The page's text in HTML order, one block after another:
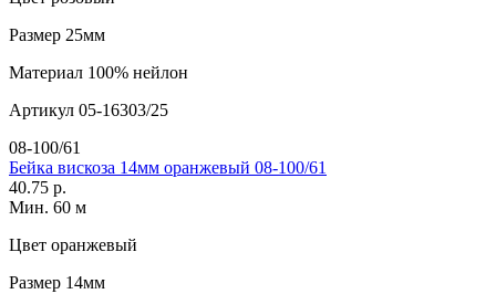
Размер 25мм
Материал 100% нейлон
Артикул 05-16303/25
08-100/61
Бейка вискоза 14мм оранжевый 08-100/61
40.75 р.
Мин. 60 м
Цвет оранжевый
Размер 14мм